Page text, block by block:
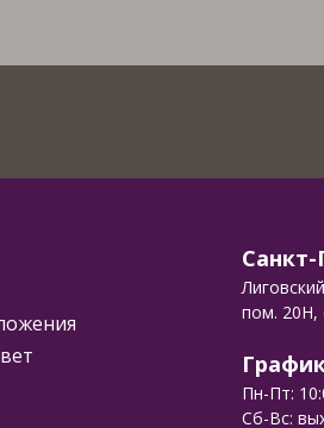
Санкт-
пом. 20Н,
Пн-Пт:
Сб-Вс: